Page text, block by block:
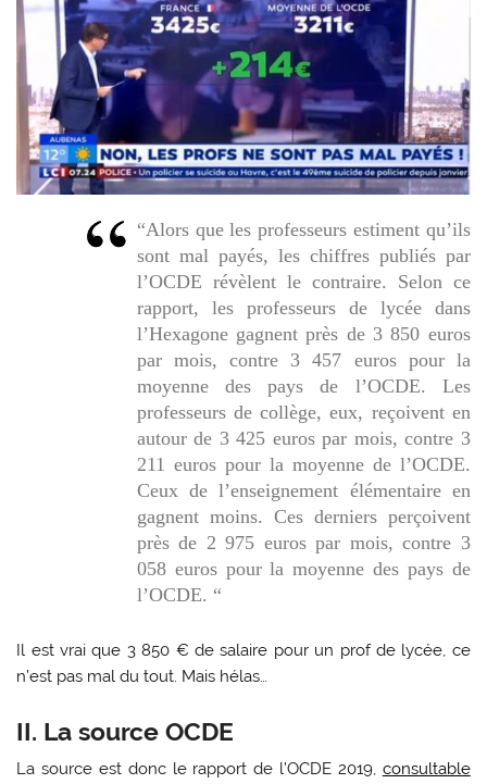
“Alors que les professeurs estiment qu’ils
sont mal payés, les chiffres publiés par
l’OCDE révèlent le contraire. Selon ce
rapport, les professeurs de lycée dans
l’Hexagone gagnent près de 3 850 euros
par mois, contre 3 457 euros pour la
moyenne des pays de l’OCDE. Les
professeurs de collège, eux, reçoivent en
autour de 3 425 euros par mois, contre 3
211 euros pour la moyenne de l’OCDE.
Ceux de l’enseignement élémentaire en
gagnent moins. Ces derniers perçoivent
près de 2 975 euros par mois, contre 3
058 euros pour la moyenne des pays de
l’OCDE. “
Il est vrai que 3 850 € de salaire pour un prof de lycée, ce
n’est pas mal du tout. Mais hélas…
II. La source OCDE
La source est donc le rapport de l’OCDE 2019, consultable